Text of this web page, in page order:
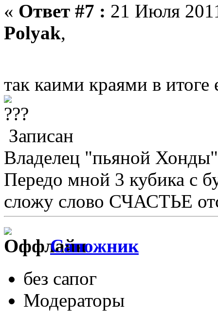
« Ответ #7 : 21 Июля
Polyak,
так каими краями в
Записан
Владелец "пьяной Хонды"
Передо мной 3 кубика с
сложу слово СЧАСТЬЕ
Сапожник
без сапог
Модераторы